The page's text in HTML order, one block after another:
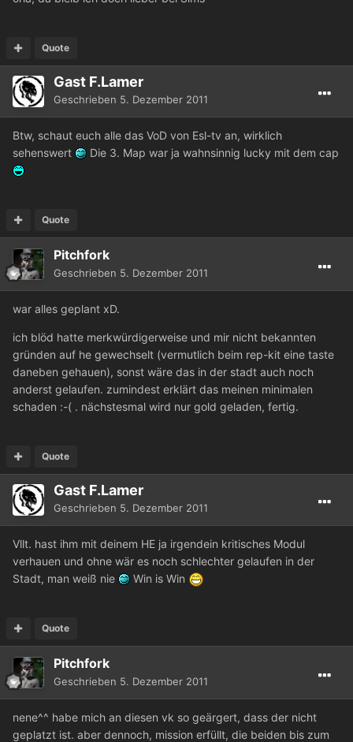
Quote
Gast F.Lamer
Geschrieben 5. Dezember 2011
Btw, schaut euch alle das VoD von Esl-tv an, wirklich
sehenswert
Die 3. Map war ja wahnsinnig lucky mit dem cap
Quote
Pitchfork
Geschrieben 5. Dezember 2011
war alles geplant xD.
ich blöd hatte merkwürdigerweise und mir nicht bekannten
gründen auf he gewechselt (vermutlich beim rep-kit eine taste
daneben gehauen), sonst wäre das in der stadt auch noch
anderst gelaufen. zumindest erklärt das meinen minimalen
schaden :-( . nächstesmal wird nur gold geladen, fertig.
Quote
Gast F.Lamer
Geschrieben 5. Dezember 2011
Vllt. hast ihm mit deinem HE ja irgendein kritisches Modul
verhauen und ohne wär es noch schlechter gelaufen in der
Stadt, man weiß nie
Win is Win
Quote
Pitchfork
Geschrieben 5. Dezember 2011
nene^^ habe mich an diesen vk so geärgert, dass der nicht
geplatzt ist. aber dennoch, mission erfüllt, die beiden bis zum